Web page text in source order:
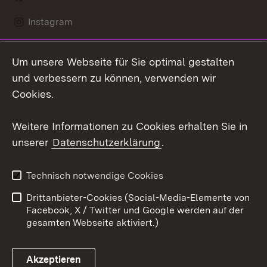
Instagram
Mastodon
Youtube
Kontakt
Datenschutz
Barrierefreiheit
Impressum Cookies
Um unsere Webseite für Sie optimal gestalten
und verbessern zu können, verwenden wir
Cookies.
Weitere Informationen zu Cookies erhalten Sie in
unserer Datenschutzerklärung.
Technisch notwendige Cookies
Drittanbieter-Cookies (Social-Media-Elemente von
Facebook, X / Twitter und Google werden auf der
gesamten Webseite aktiviert.)
Akzeptieren